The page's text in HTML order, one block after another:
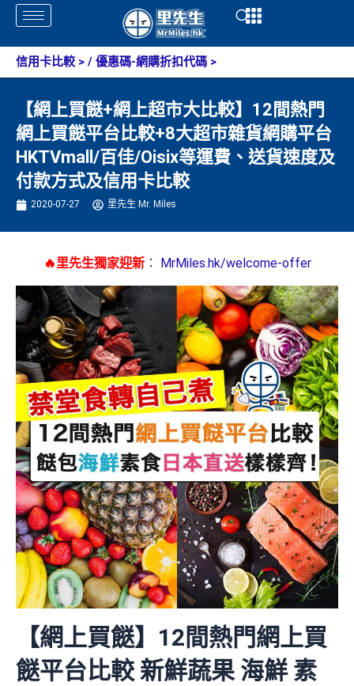
Skip
content
Open
信用卡比較 > / 優惠碼-網購折扣代碼 >
【網上買餸+網上超市大比較】12間熱門
網上買餸平台比較+8大超市雜貨網購平台
HKTVmall/百佳/Oisix等運費、送貨速度及
付款方式及信用卡比較
2020-07-27 里先生 Mr. Miles
🔥里先生獨家迎新： MrMiles.hk/welcome-offer
【網上買餸】12間熱門網上買
餸平台比較 新鮮蔬果 海鮮 素